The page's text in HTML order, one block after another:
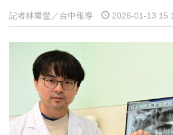
記者林重鎣／台中報導 2026-01-13